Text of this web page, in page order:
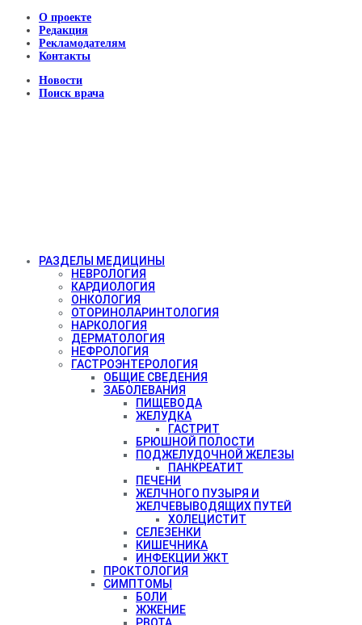
О проекте
Редакция
Рекламодателям
Контакты
Новости
Поиск врача
РАЗДЕЛЫ МЕДИЦИНЫ
НЕВРОЛОГИЯ
КАРДИОЛОГИЯ
ОНКОЛОГИЯ
ОТОРИНОЛАРИНТОЛОГИЯ
НАРКОЛОГИЯ
ДЕРМАТОЛОГИЯ
НЕФРОЛОГИЯ
ГАСТРОЭНТЕРОЛОГИЯ
ОБЩИЕ СВЕДЕНИЯ
ЗАБОЛЕВАНИЯ
ПИЩЕВОДА
ЖЕЛУДКА
ГАСТРИТ
БРЮШНОЙ ПОЛОСТИ
ПОДЖЕЛУДОЧНОЙ ЖЕЛЕЗЫ
ПАНКРЕАТИТ
ПЕЧЕНИ
ЖЕЛЧНОГО ПУЗЫРЯ И
ЖЕЛЧЕВЫВОДЯЩИХ ПУТЕЙ
ХОЛЕЦИСТИТ
СЕЛЕЗЕНКИ
КИШЕЧНИКА
ИНФЕКЦИИ ЖКТ
ПРОКТОЛОГИЯ
СИМПТОМЫ
БОЛИ
ЖЖЕНИЕ